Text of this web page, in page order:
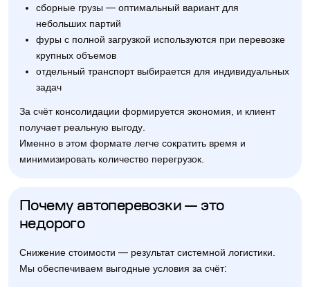
сборные грузы — оптимальный вариант для
небольших партий
фуры с полной загрузкой используются при перевозке
крупных объемов
отдельный транспорт выбирается для индивидуальных
задач
За счёт консолидации формируется экономия, и клиент
получает реальную выгоду.
Именно в этом формате легче сократить время и
минимизировать количество перегрузок.
Почему автоперевозки — это
недорого
Снижение стоимости — результат системной логистики.
Мы обеспечиваем выгодные условия за счёт: